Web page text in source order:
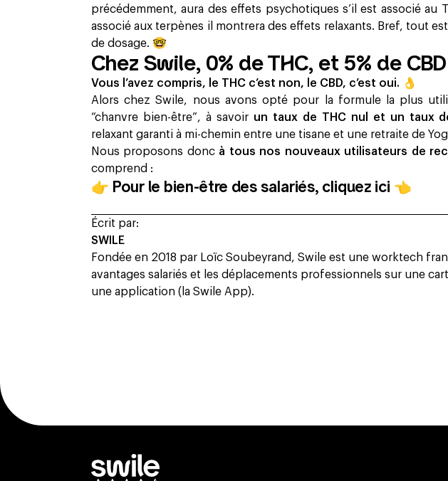
précédemment, aura des effets psychotiques s’il est associé au
associé aux terpènes il montrera des effets relaxants. Bref, tout
de dosage. 🤓
Chez Swile, 0% de THC, et 5% de
Vous l’avez compris, le THC c’est non, le CBD, c’est oui. 👌
Alors chez Swile, nous avons opté pour la formule la plus
“chanvre bien-être”, à savoir un taux de THC nul et un taux
relaxant garanti à mi-chemin entre une tisane et une retraite de
Nous proposons donc à tous nos nouveaux utilisateurs de
comprend :
👉 Pour le bien-être des salariés, cliquez ici 👈
Écrit par:
SWILE
Fondée en 2018 par Loïc Soubeyrand, Swile est une worktech
avantages salariés et les déplacements professionnels sur une
une application (la Swile App).